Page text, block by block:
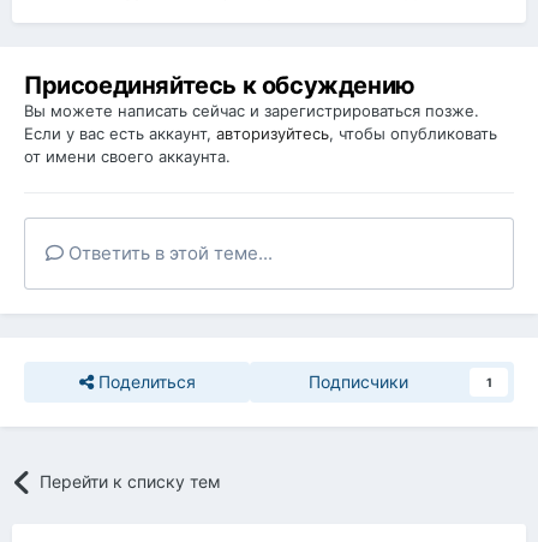
Присоединяйтесь к обсуждению
Вы можете написать сейчас и зарегистрироваться позже.
Если у вас есть аккаунт, авторизуйтесь, чтобы опубликовать
от имени своего аккаунта.
Ответить в этой теме...
Поделиться Подписчики 1
Перейти к списку тем